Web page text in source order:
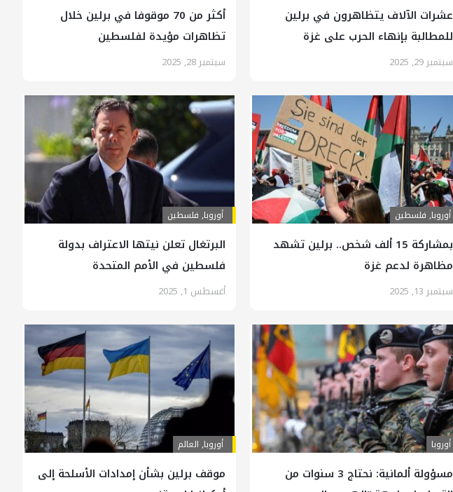
عشرات الآلاف يتظاهرون في برلين
للمطالبة بإنهاء الحرب على غزة
سبتمبر 29, 2025
أكثر من 70 موقوفا في برلين خلال
تظاهرات مؤيدة لفلسطين
سبتمبر 28, 2025
أوروبا, فلسطين
بمشاركة 15 ألف شخص.. برلين تشهد
مظاهرة لدعم غزة
سبتمبر 13, 2025
أوروبا, فلسطين
البرتغال تعلن نيتها الاعتراف بدولة
فلسطين في الأمم المتحدة
أغسطس 1, 2025
أوروبا
مسؤولة ألمانية: نحتاج 3 سنوات من
أوروبا, العالم
موقف برلين بشأن إمدادات الأسلحة إلى